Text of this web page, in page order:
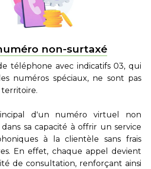
non-surtaxé
téléphone avec indicatifs 03, qui
numéros spéciaux, ne sont pas
territoire.
d'un numéro virtuel non
sa capacité à offrir un service
à la clientèle sans frais
En effet, chaque appel devient
de consultation, renforçant ainsi